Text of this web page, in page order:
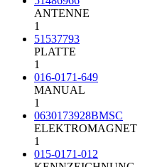
ANTENNE
1
51537793
PLATTE
1
016-0171-649
MANUAL
1
0630173928BMSC
ELEKTROMAGNET
1
015-0171-012